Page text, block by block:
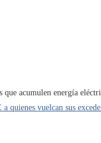
que acumulen energía
quienes vuelcan sus